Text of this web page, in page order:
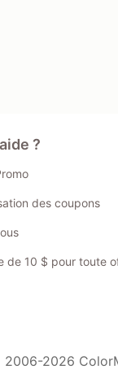
?
des coupons
de 10 $ pour toute
2026